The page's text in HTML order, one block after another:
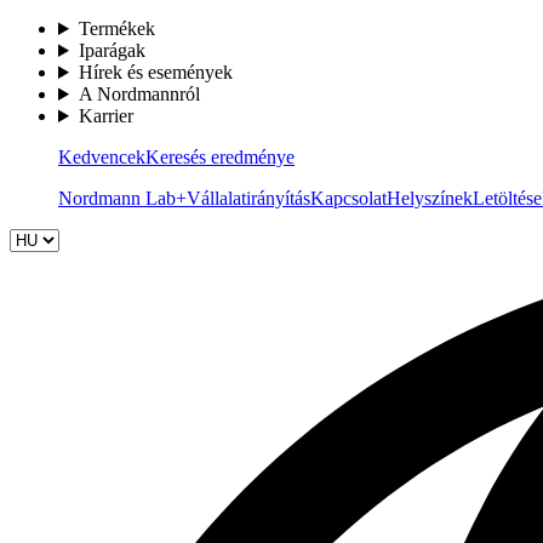
Termékek
Iparágak
Hírek és események
A Nordmannról
Karrier
KedvencekKeresés eredménye
Nordmann Lab+VállalatirányításKapcsolatHelyszínek